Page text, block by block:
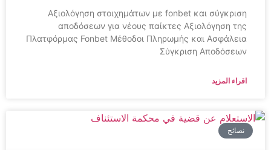
Αξιολόγηση στοιχημάτων με fonbet και σύγκριση
αποδόσεων για νέους παίκτες Αξιολόγηση της
Πλατφόρμας Fonbet Μέθοδοι Πληρωμής και Ασφάλεια
Σύγκριση Αποδόσεων
اقراء المزيد
نصائح